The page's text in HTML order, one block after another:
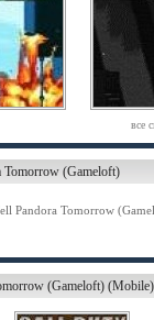
все
Tomorrow (Gameloft)
Pandora Tomorrow
(Gameloft) (Mobile)